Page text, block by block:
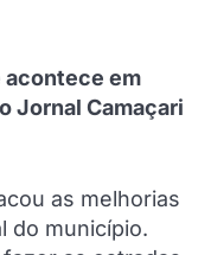
acontece em
Jornal Camaçari
as melhorias
do município.